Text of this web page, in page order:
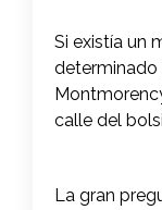
Si existía un
determinado
calle del
La gran